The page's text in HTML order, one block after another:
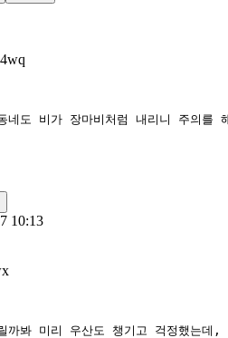
네도 비가 장마비처럼 내리니 주의를
10:13
까봐 미리 우산도 챙기고 걱정했는데